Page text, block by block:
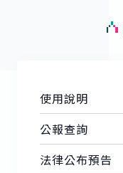
使用說明
公報查詢
法律公布預告